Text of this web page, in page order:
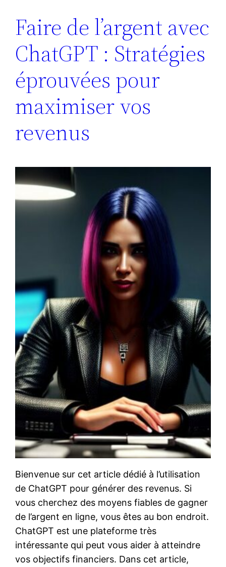
Faire de l’argent avec
ChatGPT : Stratégies
éprouvées pour
maximiser vos
revenus
Bienvenue sur cet article dédié à l’utilisation
de ChatGPT pour générer des revenus. Si
vous cherchez des moyens fiables de gagner
de l’argent en ligne, vous êtes au bon endroit.
ChatGPT est une plateforme très
intéressante qui peut vous aider à atteindre
vos objectifs financiers. Dans cet article,